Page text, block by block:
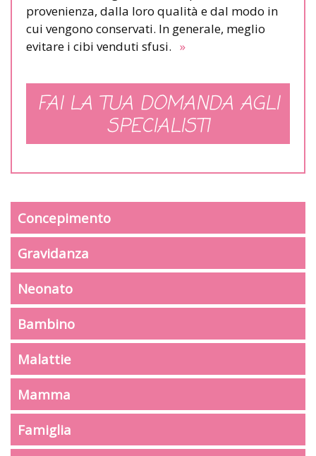
provenienza, dalla loro qualità e dal modo in
cui vengono conservati. In generale, meglio
evitare i cibi venduti sfusi. »
FAI LA TUA DOMANDA AGLI
SPECIALISTI
Concepimento
Gravidanza
Neonato
Bambino
Malattie
Mamma
Famiglia